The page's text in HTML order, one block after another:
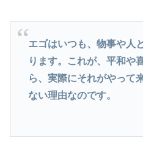
エゴはいつも、物事や人
ります。これが、平和や
ら、実際にそれがやって
ない理由なのです。